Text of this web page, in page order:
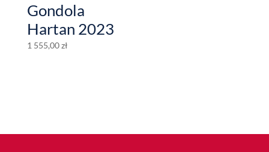
Gondola
Hartan 2023
1 555,00zł